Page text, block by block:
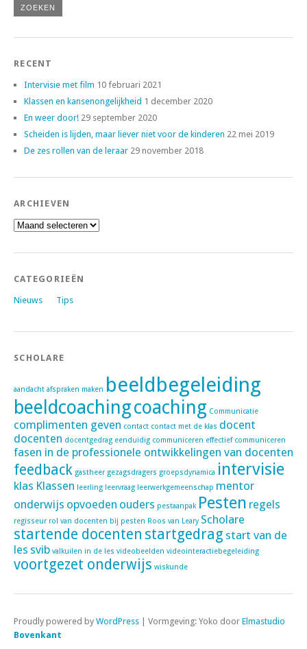
RECENT
Intervisie met film 10 februari 2021
Klassen en kansenongelijkheid 1 december 2020
En weer door! 29 september 2020
Scheiden is lijden, maar liever niet voor de kinderen 22 mei 2019
De zes rollen van de leraar 29 november 2018
ARCHIEVEN
Archieven
CATEGORIEËN
Nieuws Tips
SCHOLARE
aandacht afspraken maken beeldbegeleiding
beeldcoachingcoaching Communicatie
complimenten geven contact contact met de klas docent
docenten docentgedrag eenduidig communiceren effectief communiceren
fasen in de professionele ontwikkelingen van docenten
feedback gastheer gezagsdragers groepsdynamica intervisie
klas Klassen leerling leervraag leerwerkgemeenschap mentor
onderwijs opvoeden ouders pestaanpak Pesten regels
regisseur rol van docenten bij pesten Roos van Leary Scholare
startende docenten startgedrag start van de
les svib valkuilen in de les videobeelden videointeractiebegeleiding
voortgezet onderwijs wiskunde
Proudly powered by WordPress Vormgeving: Yoko door Elmastudio
Bovenkant